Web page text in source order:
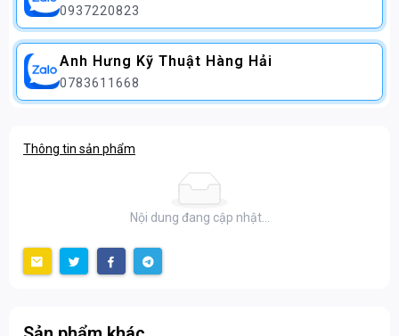
0937220823
Anh Hưng Kỹ Thuật Hàng Hải
0783611668
Thông tin sản phẩm
Nội dung đang cập nhật...